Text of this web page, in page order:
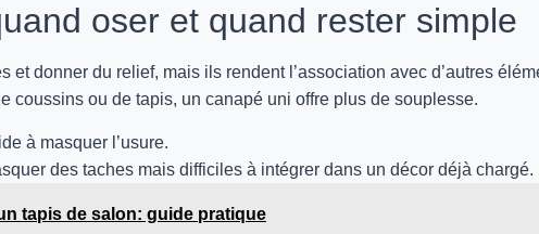
oser et quand rester simple
et donner du relief, mais ils rendent l’association avec d’autres
coussins ou de tapis, un canapé uni offre plus de souplesse.
à masquer l’usure.
des taches mais difficiles à intégrer dans un décor déjà chargé.
tapis de salon: guide pratique